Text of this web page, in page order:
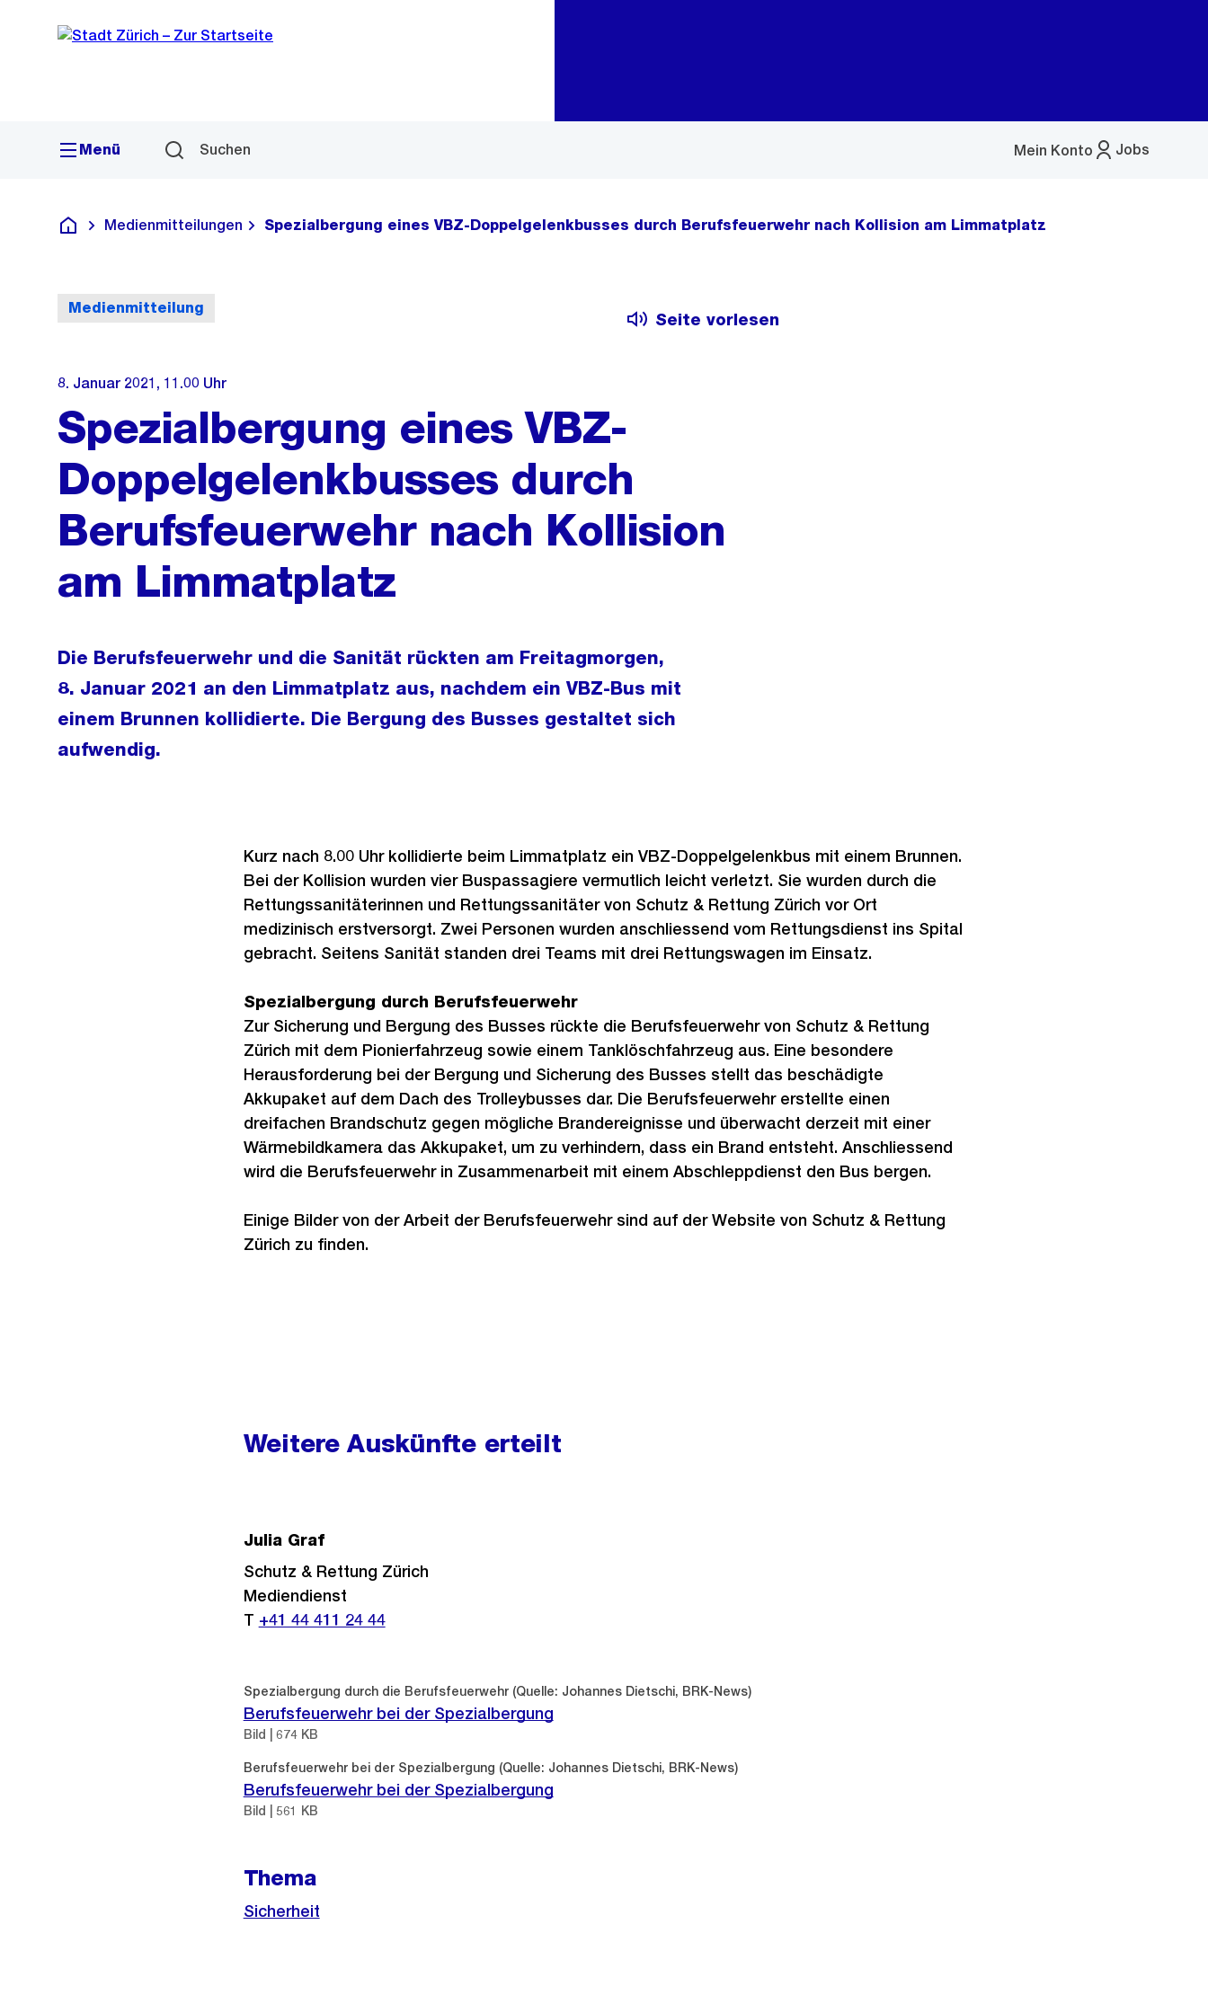
Navigation
Sprunglink
Menü Suchen Jobs
Mein Konto
Menü
Deutsch
Medienmitteilungen Spezialbergung eines VBZ-Doppelgelenkbusses durch Berufsfeuerwehr nach Kollision am Limmatplatz
Medienmitteilung
Seite vorlesen
8. Januar 2021, 11.00 Uhr
Spezialbergung eines VBZ-
Doppelgelenkbusses durch
Berufsfeuerwehr nach Kollision
am Limmatplatz
Die Berufsfeuerwehr und die Sanität rückten am Freitagmorgen,
8. Januar 2021 an den Limmatplatz aus, nachdem ein VBZ-Bus mit
einem Brunnen kollidierte. Die Bergung des Busses gestaltet sich
aufwendig.
Kurz nach 8.00 Uhr kollidierte beim Limmatplatz ein VBZ-Doppelgelenkbus mit einem Brunnen.
Bei der Kollision wurden vier Buspassagiere vermutlich leicht verletzt. Sie wurden durch die
Rettungssanitäterinnen und Rettungssanitäter von Schutz & Rettung Zürich vor Ort
medizinisch erstversorgt. Zwei Personen wurden anschliessend vom Rettungsdienst ins Spital
gebracht. Seitens Sanität standen drei Teams mit drei Rettungswagen im Einsatz.
Spezialbergung durch Berufsfeuerwehr
Zur Sicherung und Bergung des Busses rückte die Berufsfeuerwehr von Schutz & Rettung
Zürich mit dem Pionierfahrzeug sowie einem Tanklöschfahrzeug aus. Eine besondere
Herausforderung bei der Bergung und Sicherung des Busses stellt das beschädigte
Akkupaket auf dem Dach des Trolleybusses dar. Die Berufsfeuerwehr erstellte einen
dreifachen Brandschutz gegen mögliche Brandereignisse und überwacht derzeit mit einer
Wärmebildkamera das Akkupaket, um zu verhindern, dass ein Brand entsteht. Anschliessend
wird die Berufsfeuerwehr in Zusammenarbeit mit einem Abschleppdienst den Bus bergen.
Einige Bilder von der Arbeit der Berufsfeuerwehr sind auf der Website von Schutz & Rettung
Zürich zu finden.
Weitere Auskünfte erteilt
Julia Graf
Schutz & Rettung Zürich
Mediendienst
T +41 44 411 24 44
Spezialbergung durch die Berufsfeuerwehr (Quelle: Johannes Dietschi, BRK-News)
Berufsfeuerwehr bei der Spezialbergung
Bild | 674 KB
Berufsfeuerwehr bei der Spezialbergung (Quelle: Johannes Dietschi, BRK-News)
Berufsfeuerwehr bei der Spezialbergung
Bild | 561 KB
Thema
Sicherheit